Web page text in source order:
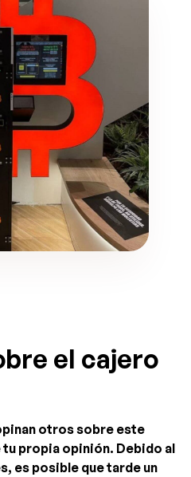
el cajero
otros sobre este
propia opinión. Debido al
es posible que tarde un